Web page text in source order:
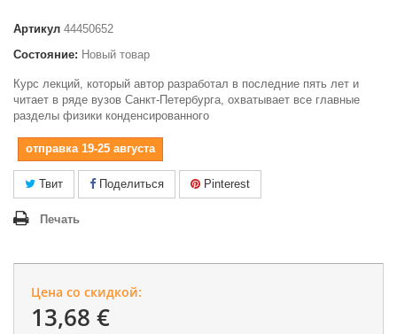
Артикул 44450652
Состояние: Новый товар
Курс лекций, который автор разработал в последние пять лет и
читает в ряде вузов Санкт-Петербурга, охватывает все главные
разделы физики конденсированного
отправка 19-25 августа
Твит Поделиться Pinterest
Печать
Цена со скидкой:
13,68 €